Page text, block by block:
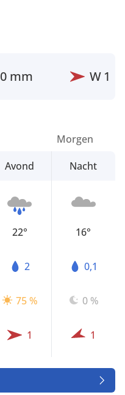
0 mm W 1
Avond
22°
2
75 %
1
Morgen
Nacht
16°
0,1
0 %
1